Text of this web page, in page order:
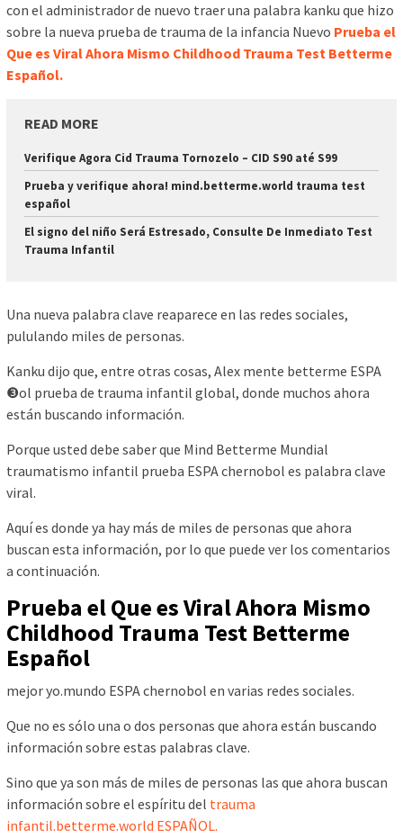
con el administrador de nuevo traer una palabra kanku que hizo
sobre la nueva prueba de trauma de la infancia Nuevo Prueba el
Que es Viral Ahora Mismo Childhood Trauma Test Betterme
Español.
READ MORE
Verifique Agora Cid Trauma Tornozelo – CID S90 até S99
Prueba y verifique ahora! mind.betterme.world trauma test
español
El signo del niño Será Estresado, Consulte De Inmediato Test
Trauma Infantil
Una nueva palabra clave reaparece en las redes sociales,
pululando miles de personas.
Kanku dijo que, entre otras cosas, Alex mente betterme ESPA
❸ol prueba de trauma infantil global, donde muchos ahora
están buscando información.
Porque usted debe saber que Mind Betterme Mundial
traumatismo infantil prueba ESPA chernobol es palabra clave
viral.
Aquí es donde ya hay más de miles de personas que ahora
buscan esta información, por lo que puede ver los comentarios
a continuación.
Prueba el Que es Viral Ahora Mismo
Childhood Trauma Test Betterme
Español
mejor yo.mundo ESPA chernobol en varias redes sociales.
Que no es sólo una o dos personas que ahora están buscando
información sobre estas palabras clave.
Sino que ya son más de miles de personas las que ahora buscan
información sobre el espíritu del trauma
infantil.betterme.world ESPAÑOL.